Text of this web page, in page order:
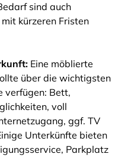
sind auch
kürzeren Fristen
Eine möblierte
über die wichtigsten
verfügen: Bett,
voll
ggf. TV
Unterkünfte bieten
Parkplatz